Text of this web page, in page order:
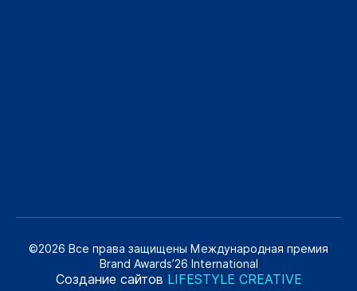
©2026 Все права защищены Международная премия
Brand Awards’26 International
Создание сайтов LIFESTYLE CREATIVE